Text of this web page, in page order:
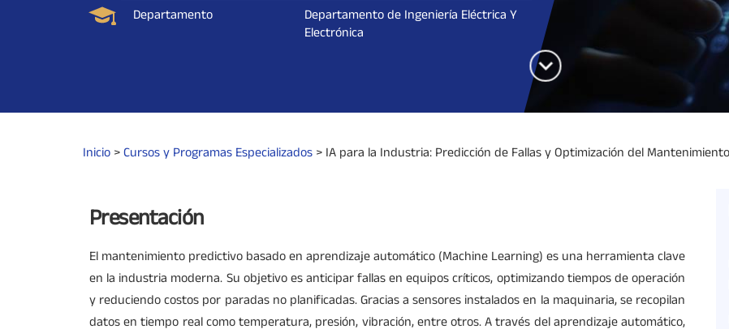
Departamento
Departamento de Ingeniería Eléctrica Y
Electrónica
Inicio>Cursos y Programas Especializados>IA para la Industria: Predicción de Fallas y Optimización del Mantenimiento
Presentación
El mantenimiento predictivo basado en aprendizaje automático (Machine Learning) es una herramienta clave
en la industria moderna. Su objetivo es anticipar fallas en equipos críticos, optimizando tiempos de operación
y reduciendo costos por paradas no planificadas. Gracias a sensores instalados en la maquinaria, se recopilan
datos en tiempo real como temperatura, presión, vibración, entre otros. A través del aprendizaje automático,